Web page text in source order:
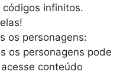
infinitos.
os personagens:
os personagens pode
conteúdo